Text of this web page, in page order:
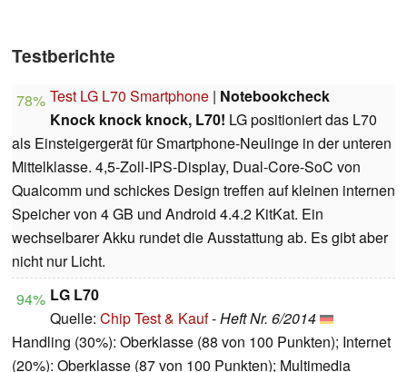
Testberichte
78% Test LG L70 Smartphone | Notebookcheck
Knock knock knock, L70! LG positioniert das L70
als Einsteigergerät für Smartphone-Neulinge in der unteren
Mittelklasse. 4,5-Zoll-IPS-Display, Dual-Core-SoC von
Qualcomm und schickes Design treffen auf kleinen internen
Speicher von 4 GB und Android 4.4.2 KitKat. Ein
wechselbarer Akku rundet die Ausstattung ab. Es gibt aber
nicht nur Licht.
94% LG L70
Quelle: Chip Test & Kauf-Heft Nr. 6/2014
Handling (30%): Oberklasse (88 von 100 Punkten); Internet
(20%): Oberklasse (87 von 100 Punkten); Multimedia